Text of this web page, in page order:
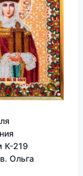
К-219
Ольга